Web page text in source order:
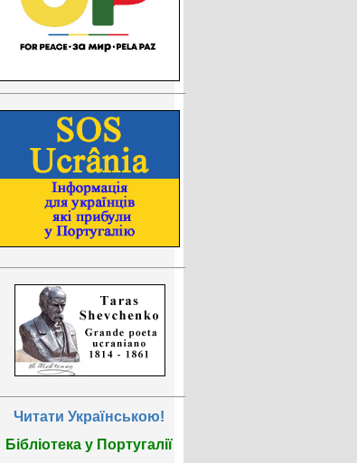
Читати Українською!
Бібліотека у Португалії